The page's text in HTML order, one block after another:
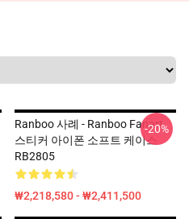
Ranboo 사례 - Ranboo Fanart
스티커 아이폰 소프트 케이스
RB2805
₩2,218,580 - ₩2,411,500
-20%